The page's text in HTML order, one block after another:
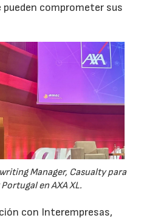
comprometer sus
Manager, Casualty para
en AXA XL.
con Interempresas,